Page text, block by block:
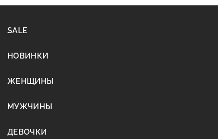
SALE
НОВИНКИ
ЖЕНЩИНЫ
МУЖЧИНЫ
ДЕВОЧКИ